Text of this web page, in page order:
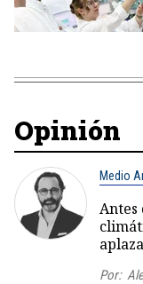
Opinión
Medio
Antes
Por: